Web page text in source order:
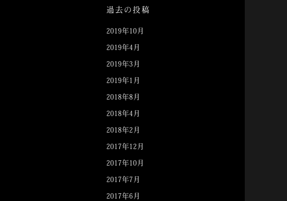
過去の投稿
2019年10月
2019年4月
2019年3月
2019年1月
2018年8月
2018年4月
2018年2月
2017年12月
2017年10月
2017年7月
2017年6月